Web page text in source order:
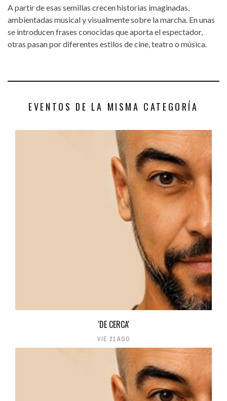
A partir de esas semillas crecen historias imaginadas,
ambientadas musical y visualmente sobre la marcha. En unas
se introducen frases conocidas que aporta el espectador,
otras pasan por diferentes estilos de cine, teatro o música.
EVENTOS DE LA MISMA CATEGORÍA
'DE CERCA'
VIE 21 AGO